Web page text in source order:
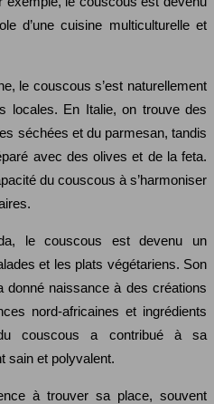
d’une cuisine multiculturelle et
le couscous s’est naturellement
locales. En Italie, on trouve des
séchées et du parmesan, tandis
avec des olives et de la feta.
du couscous à s’harmoniser
le couscous est devenu un
et les plats végétariens. Son
donné naissance à des créations
nord-africaines et ingrédients
couscous a contribué à sa
sain et polyvalent.
à trouver sa place, souvent